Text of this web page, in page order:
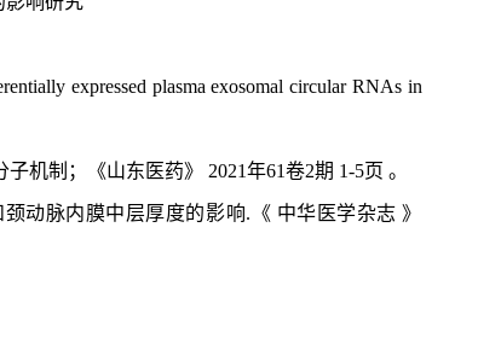
expressed plasma exosomal circular RNAs in
机制； 《山东医药》 2021年61卷2期 1-5页 。
动脉内膜中层厚度的影响.《 中华医学杂志 》